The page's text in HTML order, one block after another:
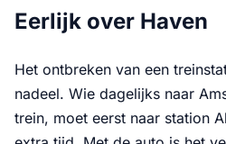
Eerlijk over Haven
Het ontbreken van een
nadeel. Wie dagelijks naar
trein, moet eerst naar station